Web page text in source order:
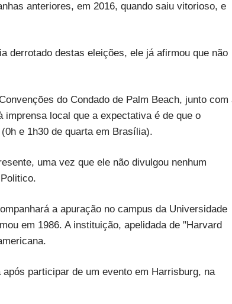
anteriores, em 2016, quando saiu vitorioso, e
derrotado destas eleições, ele já afirmou que não
do Condado de Palm Beach, junto com
local que a expectativa é de que o
e 1h30 de quarta em Brasília).
uma vez que ele não divulgou nenhum
a apuração no campus da Universidade
em 1986. A instituição, apelidada de "Harvard
participar de um evento em Harrisburg, na